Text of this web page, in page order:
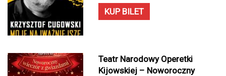
KUP BILET
Teatr Narodowy Operetki
Kijowskiej – Noworoczny